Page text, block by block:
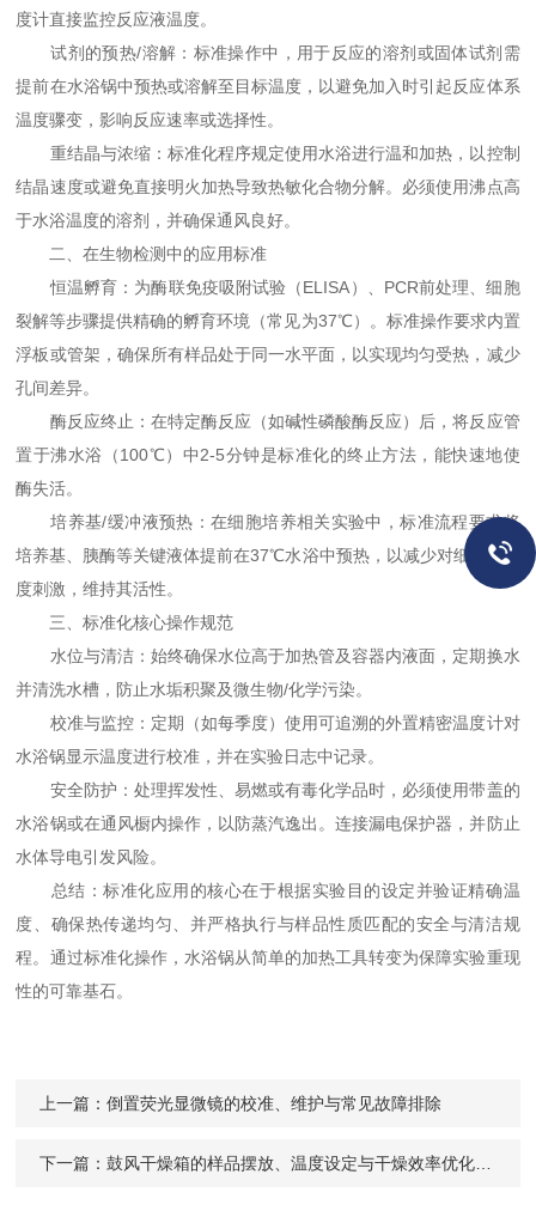
度计直接监控反应液温度。
试剂的预热/溶解：标准操作中，用于反应的溶剂或固体试剂需
提前在水浴锅中预热或溶解至目标温度，以避免加入时引起反应体系
温度骤变，影响反应速率或选择性。
重结晶与浓缩：标准化程序规定使用水浴进行温和加热，以控制
结晶速度或避免直接明火加热导致热敏化合物分解。必须使用沸点高
于水浴温度的溶剂，并确保通风良好。
二、在生物检测中的应用标准
恒温孵育：为酶联免疫吸附试验（ELISA）、PCR前处理、细胞
裂解等步骤提供精确的孵育环境（常见为37℃）。标准操作要求内置
浮板或管架，确保所有样品处于同一水平面，以实现均匀受热，减少
孔间差异。
酶反应终止：在特定酶反应（如碱性磷酸酶反应）后，将反应管
置于沸水浴（100℃）中2-5分钟是标准化的终止方法，能快速地使
酶失活。
培养基/缓冲液预热：在细胞培养相关实验中，标准流程要求将
培养基、胰酶等关键液体提前在37℃水浴中预热，以减少对细胞的温
度刺激，维持其活性。
三、标准化核心操作规范
水位与清洁：始终确保水位高于加热管及容器内液面，定期换水
并清洗水槽，防止水垢积聚及微生物/化学污染。
校准与监控：定期（如每季度）使用可追溯的外置精密温度计对
水浴锅显示温度进行校准，并在实验日志中记录。
安全防护：处理挥发性、易燃或有毒化学品时，必须使用带盖的
水浴锅或在通风橱内操作，以防蒸汽逸出。连接漏电保护器，并防止
水体导电引发风险。
总结：标准化应用的核心在于根据实验目的设定并验证精确温
度、确保热传递均匀、并严格执行与样品性质匹配的安全与清洁规
程。通过标准化操作，水浴锅从简单的加热工具转变为保障实验重现
性的可靠基石。
上一篇：倒置荧光显微镜的校准、维护与常见故障排除
下一篇：鼓风干燥箱的样品摆放、温度设定与干燥效率优化技巧